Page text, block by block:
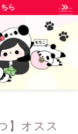
ら
】オスス